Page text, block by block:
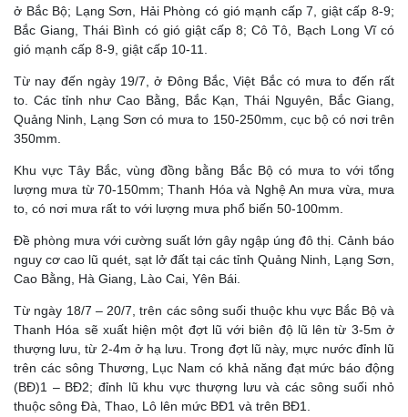
ở Bắc Bộ; Lạng Sơn, Hải Phòng có gió mạnh cấp 7, giật cấp 8-9;
Bắc Giang, Thái Bình có gió giật cấp 8; Cô Tô, Bạch Long Vĩ có
gió mạnh cấp 8-9, giật cấp 10-11.
Từ nay đến ngày 19/7, ở Đông Bắc, Việt Bắc có mưa to đến rất
to. Các tỉnh như Cao Bằng, Bắc Kạn, Thái Nguyên, Bắc Giang,
Quảng Ninh, Lạng Sơn có mưa to 150-250mm, cục bộ có nơi trên
350mm.
Khu vực Tây Bắc, vùng đồng bằng Bắc Bộ có mưa to với tổng
lượng mưa từ 70-150mm; Thanh Hóa và Nghệ An mưa vừa, mưa
to, có nơi mưa rất to với lượng mưa phổ biến 50-100mm.
Đề phòng mưa với cường suất lớn gây ngập úng đô thị. Cảnh báo
nguy cơ cao lũ quét, sạt lở đất tại các tỉnh Quảng Ninh, Lạng Sơn,
Cao Bằng, Hà Giang, Lào Cai, Yên Bái.
Từ ngày 18/7 – 20/7, trên các sông suối thuộc khu vực Bắc Bộ và
Thanh Hóa sẽ xuất hiện một đợt lũ với biên độ lũ lên từ 3-5m ở
thượng lưu, từ 2-4m ở hạ lưu. Trong đợt lũ này, mực nước đỉnh lũ
trên các sông Thương, Lục Nam có khả năng đạt mức báo động
(BĐ)1 – BĐ2; đỉnh lũ khu vực thượng lưu và các sông suối nhỏ
thuộc sông Đà, Thao, Lô lên mức BĐ1 và trên BĐ1.